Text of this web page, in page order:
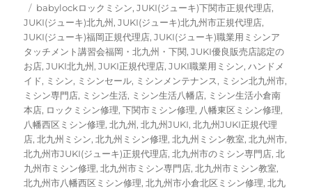
ー
タ
グ
babylockロックミシン,JUKI(ジューキ)下関市正規代理店,
JUKI(ジューキ)北九州 ,JUKI(ジューキ)北九州市正規代理店,
JUKI(ジューキ)福岡正規代理店,JUKI(ジューキ)職業用ミシンア
タッチメント講習会福岡・北九州・下関,JUKI優良販売店認定の
お店,JUKI北九州 ,JUKI正規代理店,JUKI職業用ミシン,ハンドメ
イド, ミシン, ミシンセール, ミシンメンテナンス, ミシン北九州市,
ミシン専門店, ミシン生活, ミシン生活八幡店, ミシン生活小倉南
本店, ロックミシン修理,下関市ミシン修理, 八幡東区ミシン修理,
八幡西区ミシン修理,北九州 ,北九州JUKI,北九州JUKI正規代理
店,北九州ミシン,北九州ミシン修理,北九州ミシン教室,北九州市,
北九州市JUKI(ジューキ)正規代理店,北九州市のミシン専門店,北
九州市ミシン修理,北九州市ミシン専門店,北九州市ミシン教室,
北九州市八幡西区ミシン修理,北九州市小倉北区ミシン修理,北九